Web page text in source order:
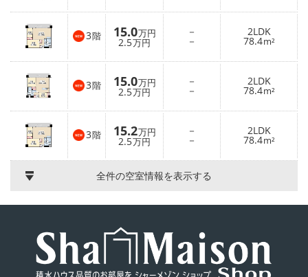
3階 15.0万円
2.5万円
－
－
2LDK
78.4m²
3階 15.0万円
2.5万円
－
－
2LDK
78.4m²
3階 15.2万円
2.5万円
－
－
2LDK
78.4m²
全件の空室情報を表示する